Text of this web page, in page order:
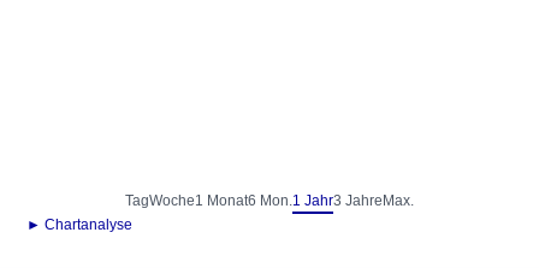
TagWoche1 Monat6 Mon.1 Jahr3 Jahre Max.
► Chartanalyse